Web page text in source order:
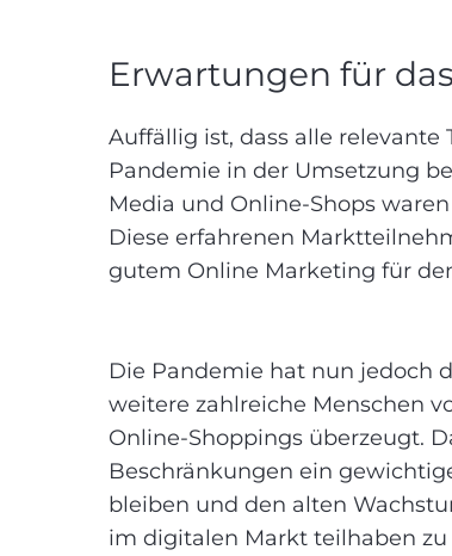
Erwartungen für
Auffällig ist, dass alle relevante
Pandemie in der Umsetzung
Media und Online-Shops
Diese erfahrenen
gutem Online Marketing für
Die Pandemie hat nun jedoch
weitere zahlreiche Menschen
Online-Shoppings überzeugt.
Beschränkungen ein
bleiben und den alten
im digitalen Markt teilhaben